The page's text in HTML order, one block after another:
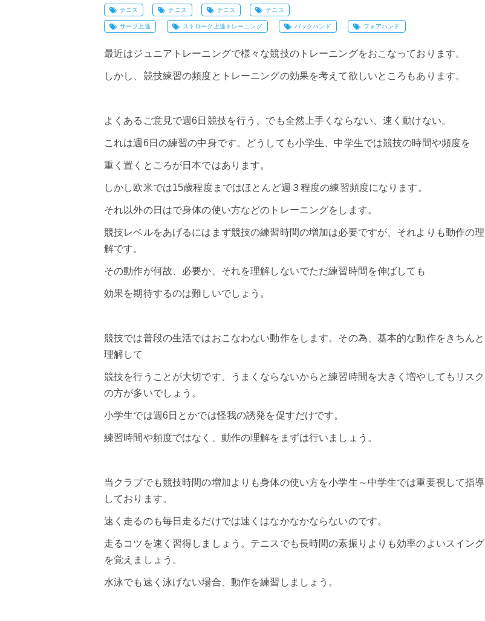
テニス テニス テニス テニス
サーブ上達 ストローク上達トレーニング バックハンド フォアハンド
最近はジュニアトレーニングで様々な競技のトレーニングをおこなっております。
しかし、競技練習の頻度とトレーニングの効果を考えて欲しいところもあります。
よくあるご意見で週6日競技を行う、でも全然上手くならない、速く動けない。
これは週6日の練習の中身です。どうしても小学生、中学生では競技の時間や頻度を
重く置くところが日本ではあります。
しかし欧米では15歳程度まではほとんど週３程度の練習頻度になります。
それ以外の日はで身体の使い方などのトレーニングをします。
競技レベルをあげるにはまず競技の練習時間の増加は必要ですが、それよりも動作の理
解です。
その動作が何故、必要か、それを理解しないでただ練習時間を伸ばしても
効果を期待するのは難しいでしょう。
競技では普段の生活ではおこなわない動作をします。その為、基本的な動作をきちんと
理解して
競技を行うことが大切です、うまくならないからと練習時間を大きく増やしてもリスク
の方が多いでしょう。
小学生では週6日とかでは怪我の誘発を促すだけです。
練習時間や頻度ではなく、動作の理解をまずは行いましょう。
当クラブでも競技時間の増加よりも身体の使い方を小学生～中学生では重要視して指導
しております。
速く走るのも毎日走るだけでは速くはなかなかならないのです。
走るコツを速く習得しましょう。 テニス でも長時間の素振りよりも効率のよいスイング
を覚えましょう。
水泳でも速く泳げない場合、動作を練習しましょう。